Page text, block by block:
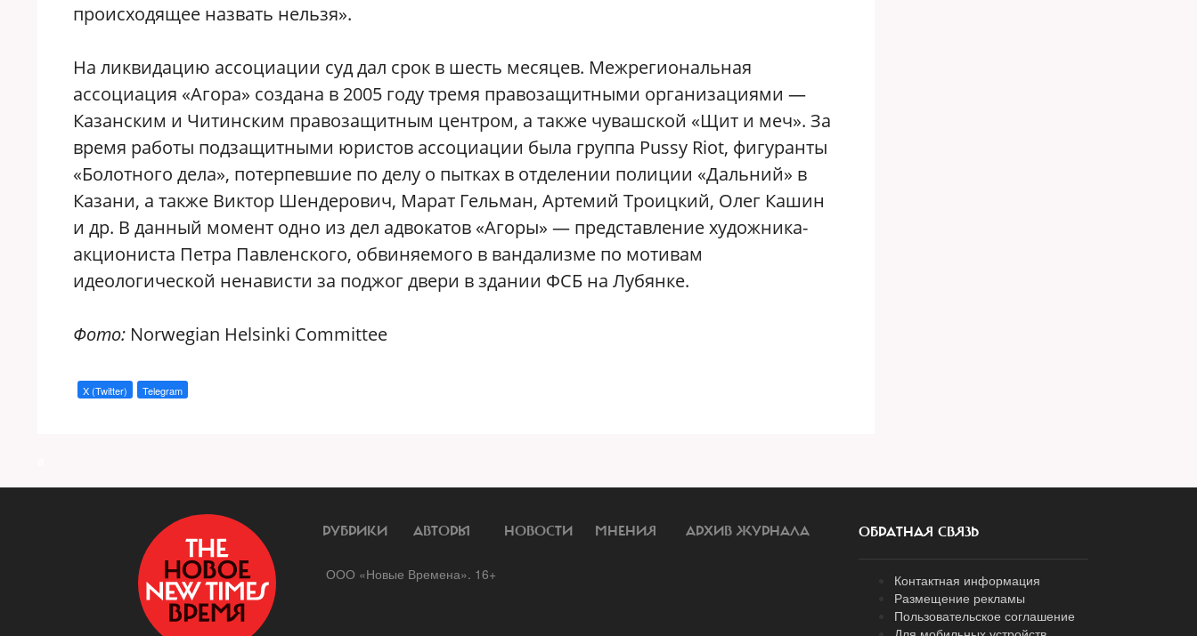
происходящее назвать нельзя».
На ликвидацию ассоциации суд дал срок в шесть месяцев. Межрегиональная
ассоциация «Агора» создана в 2005 году тремя правозащитными организациями —
Казанским и Читинским правозащитным центром, а также чувашской «Щит и меч». За
время работы подзащитными юристов ассоциации была группа Pussy Riot, фигуранты
«Болотного дела», потерпевшие по делу о пытках в отделении полиции «Дальний» в
Казани, а также Виктор Шендерович, Марат Гельман, Артемий Троицкий, Олег Кашин
и др. В данный момент одно из дел адвокатов «Агоры» — представление художника-
акциониста Петра Павленского, обвиняемого в вандализме по мотивам
идеологической ненависти за поджог двери в здании ФСБ на Лубянке.
Фото: Norwegian Helsinki Committee
X (Twitter) Telegram
РУБРИКИ АВТОРЫ НОВОСТИ МНЕНИЯ АРХИВ ЖУРНАЛА
ООО «Новые Времена». 16+
ОБРАТНАЯ СВЯЗЬ
Контактная информация
Размещение рекламы
Пользовательское соглашение